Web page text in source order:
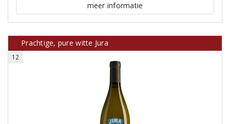
meer informatie
Prachtige, pure witte Jura
12